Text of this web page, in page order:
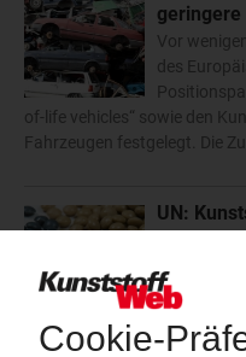
geringere
Vor
des
of-life vehicles“ sowie den
Fahrzeugen festgelegt. Die
UN:
Experten
Antrag
Gefahrgut einzuordnen.